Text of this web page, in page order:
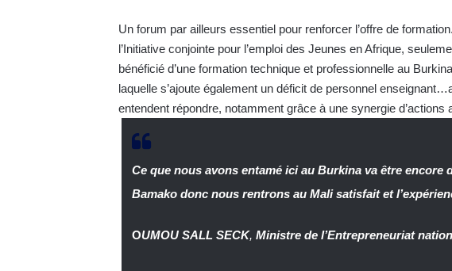
Un forum par ailleurs essentiel pour renforcer l’offre de
l’Initiative conjointe pour l’emploi des Jeunes en Afrique,
bénéficié d’une formation technique et professionnelle au
laquelle s’ajoute également un déficit de personnel
entendent répondre, notamment grâce à une synergie d’actions
Ce que nous avons entamé ici au Burkina va être encore
Bamako donc nous rentrons au Mali satisfait et
OUMOU SALL SECK,Ministre de l’Entrepreneuriat